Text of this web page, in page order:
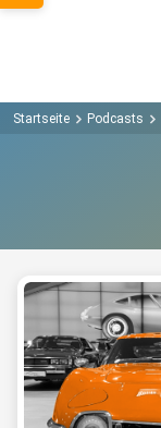
Startseite Podcasts